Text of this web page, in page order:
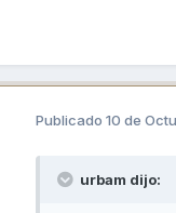
Publicado 10 de
urbam dijo: